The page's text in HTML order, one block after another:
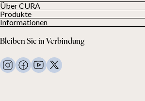
Über CURA
Über uns
Unsere Kunden
Produkte
Alle Produkte
Gewichtsdecken
Bettwäsche
Kissen und mehr
Informationen
Allgemeine Geschäftsbedingungen
FAQ
Kontaktiere uns
Bleiben Sie in Verbindung